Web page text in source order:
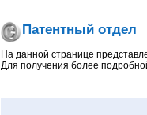
Патентный отдел
На данной странице
Для получения более